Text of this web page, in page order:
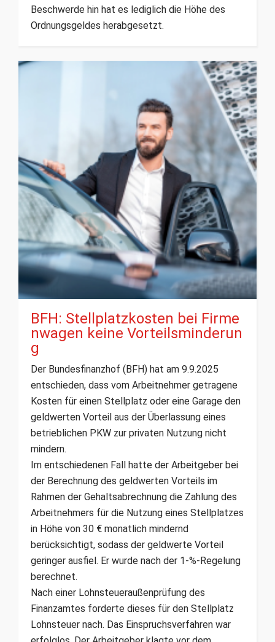
Beschwerde hin hat es lediglich die Höhe des
Ordnungsgeldes herabgesetzt.
BFH: Stellplatzkosten bei Firme
nwagen keine Vorteilsminderun
g
Der Bundesfinanzhof (BFH) hat am 9.9.2025
entschieden, dass vom Arbeitnehmer getragene
Kosten für einen Stellplatz oder eine Garage den
geldwerten Vorteil aus der Überlassung eines
betrieblichen PKW zur privaten Nutzung nicht
mindern.
Im entschiedenen Fall hatte der Arbeitgeber bei
der Berechnung des geldwerten Vorteils im
Rahmen der Gehaltsabrechnung die Zahlung des
Arbeitnehmers für die Nutzung eines Stellplatzes
in Höhe von 30 € monatlich mindernd
berücksichtigt, sodass der geldwerte Vorteil
geringer ausfiel. Er wurde nach der 1-%-Regelung
berechnet.
Nach einer Lohnsteueraußenprüfung des
Finanzamtes forderte dieses für den Stellplatz
Lohnsteuer nach. Das Einspruchsverfahren war